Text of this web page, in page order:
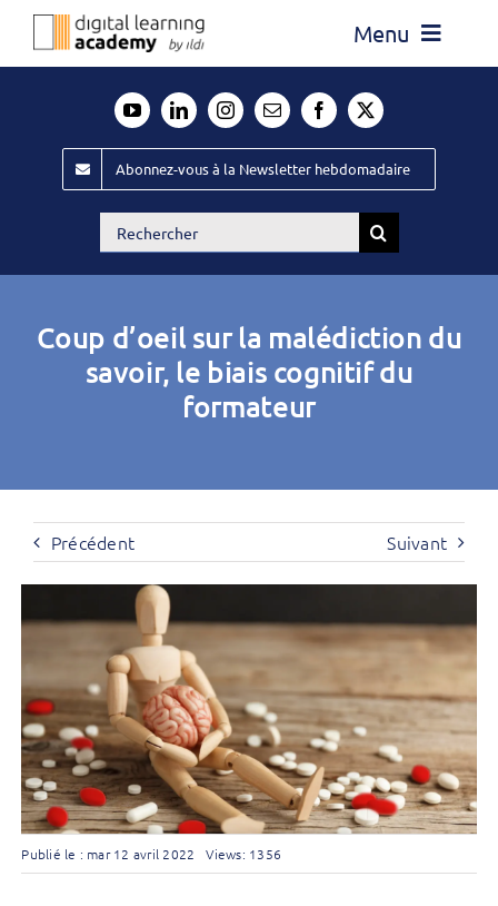
Passer
Menu
Évènements ILDI
Offres d’emploi
Publiez
Abonnez-vous à la Newsletter hebdomadaire
Rechercher:
Coup d’oeil sur la malédiction du
savoir, le biais cognitif du
formateur
Précédent Suivant
Publié le : mar 12 avril 2022 Views: 1356